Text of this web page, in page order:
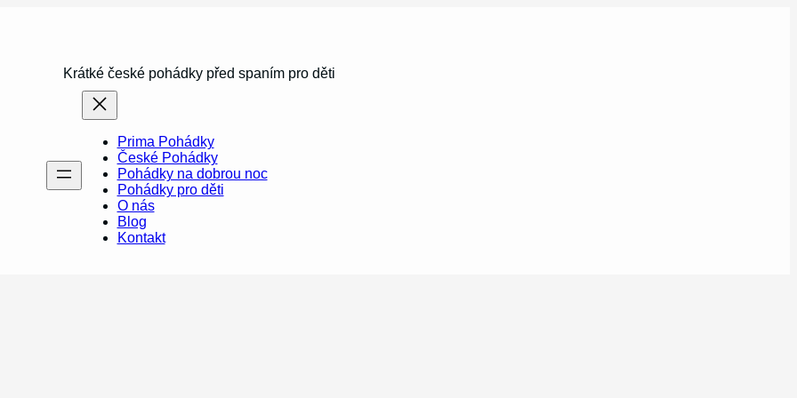
Krátké české pohádky před spaním pro děti
Prima Pohádky
České Pohádky
Pohádky na dobrou noc
Pohádky pro děti
O nás
Blog
Kontakt